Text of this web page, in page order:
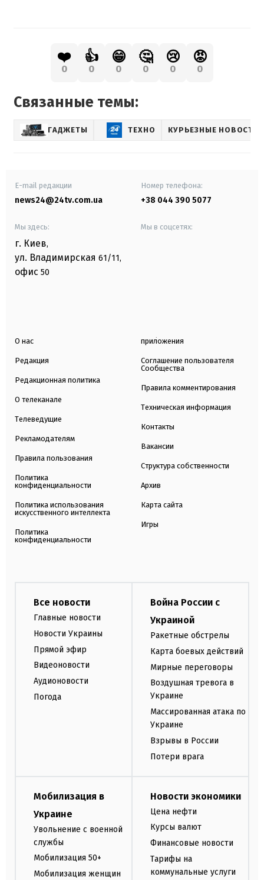
❤️
0
👍
0
😁
0
🤔
0
😢
0
😡
0
Связанные темы:
ГАДЖЕТЫ ТЕХНО КУРЬЕЗНЫЕ НОВОСТИ
E-mail редакции
news24@24tv.com.ua
Номер телефона:
+38 044 390 5077
Мы здесь:
г. Киев,
ул. Владимирская 61/11,
офис 50
Мы в соцсетях:
О нас
Редакция
Редакционная политика
О телеканале
Телеведущие
Рекламодателям
Правила пользования
Политика
конфиденциальности
Политика использования
искусственного интеллекта
Политика
конфиденциальности
приложения
Соглашение пользователя
Сообщества
Правила комментирования
Техническая информация
Контакты
Вакансии
Структура собственности
Архив
Карта сайта
Игры
Все новости
Главные новости
Новости Украины
Прямой эфир
Видеоновости
Аудионовости
Погода
Война России с
Украиной
Ракетные обстрелы
Карта боевых действий
Мирные переговоры
Воздушная тревога в
Украине
Массированная атака по
Украине
Взрывы в России
Потери врага
Мобилизация в
Украине
Увольнение с военной
службы
Мобилизация 50+
Мобилизация женщин
Новости экономики
Цена нефти
Курсы валют
Финансовые новости
Тарифы на
коммунальные услуги